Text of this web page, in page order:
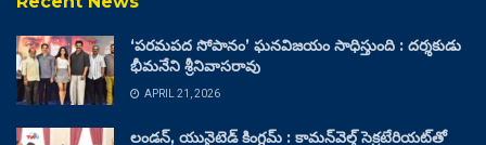
‘పరమపద సోపానం’ ఘనవిజయం సాధిస్తుంది : దర్శకుడు
భీమనేని శ్రీనివాసరావు
APRIL 21, 2026
లండన్, యునైటెడ్ కింగ్డమ్ : కామన్‌వెల్త్ సెక్రటేరియట్‌తో